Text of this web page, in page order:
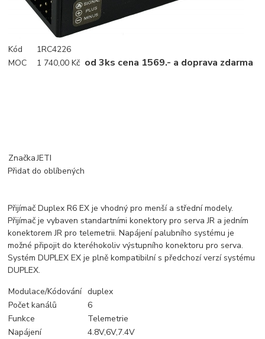
Kód
1RC4226
MOC
1 740,00 Kč od 3ks cena 1569.- a doprava zdarma
ZnačkaJETI
Přidat do oblíbených
Přijímač Duplex R6 EX je vhodný pro menší a střední modely.
Přijímač je vybaven standartními konektory pro serva JR a jedním
konektorem JR pro telemetrii. Napájení palubního systému je
možné připojit do kteréhokoliv výstupního konektoru pro serva.
Systém DUPLEX EX je plně kompatibilní s předchozí verzí systému
DUPLEX.
Modulace/Kódování duplex
Počet kanálů
6
Funkce
Telemetrie
Napájení
4.8V,6V,7.4V